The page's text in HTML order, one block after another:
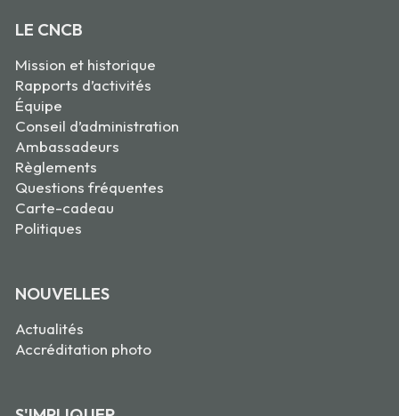
LE CNCB
Mission et historique
Rapports d’activités
Équipe
Conseil d’administration
Ambassadeurs
Règlements
Questions fréquentes
Carte-cadeau
Politiques
NOUVELLES
Actualités
Accréditation photo